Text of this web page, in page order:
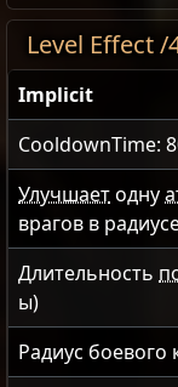
Level Effect /
Implicit
CooldownTime:
Улучшаетодну
врагов в
Длительность
ы)
Радиус боевого